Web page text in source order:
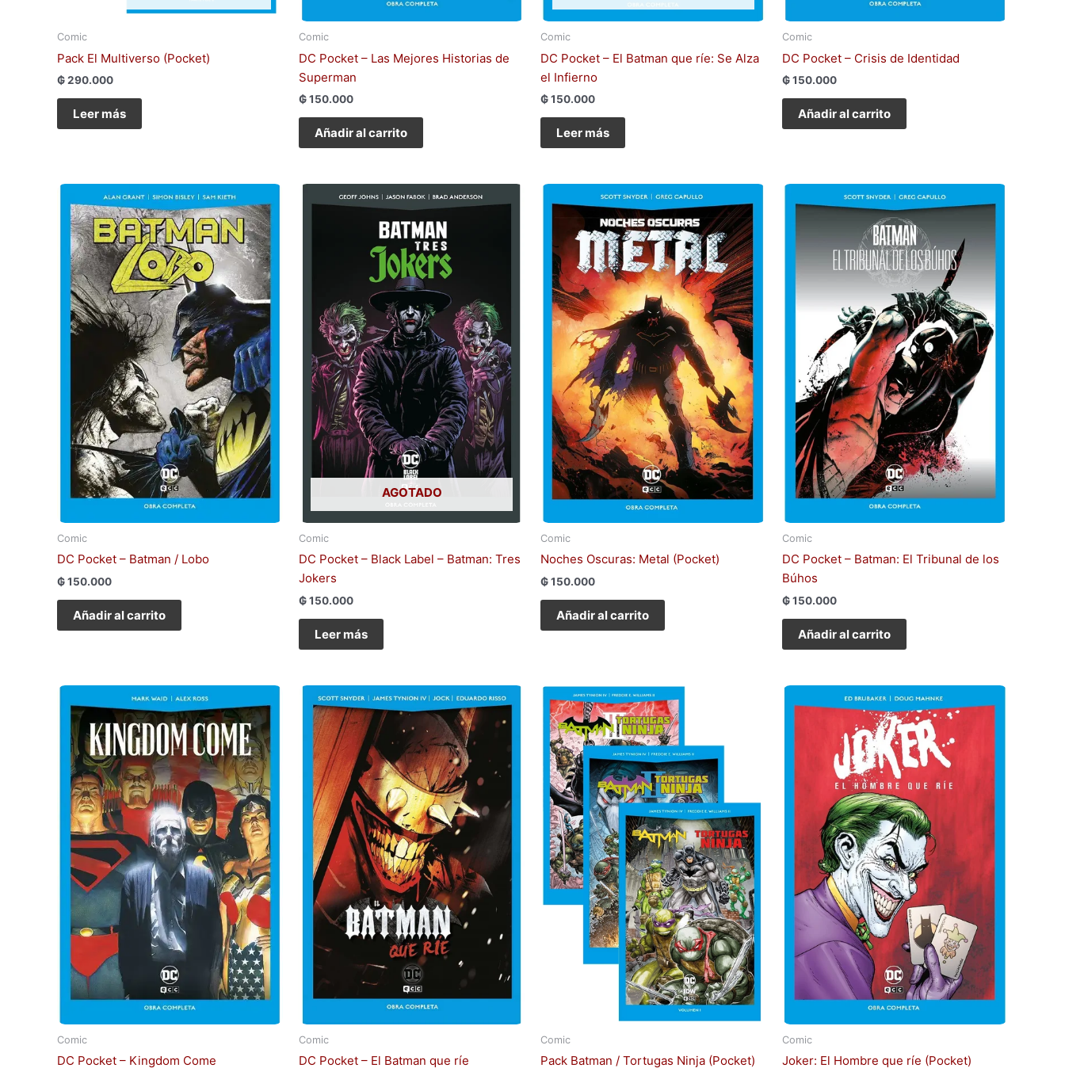
Comic
Pack El Multiverso (Pocket)
₲290.000
Leer más
Comic
DC Pocket – Las Mejores Historias de
Superman
₲150.000
Añadir al carrito
Comic
DC Pocket – El Batman que ríe: Se Alza
el Infierno
₲150.000
Leer más
Comic
DC Pocket – Crisis de Identidad
₲150.000
Añadir al carrito
Comic
DC Pocket – Batman / Lobo
₲150.000
Añadir al carrito
AGOTADO
Comic
DC Pocket – Black Label – Batman: Tres
Jokers
₲150.000
Leer más
Comic
Noches Oscuras: Metal (Pocket)
₲150.000
Añadir al carrito
Comic
DC Pocket – Batman: El Tribunal de los
Búhos
₲150.000
Añadir al carrito
Comic
DC Pocket – Kingdom Come
Comic
DC Pocket – El Batman que ríe
Comic
Pack Batman / Tortugas Ninja (Pocket)
Comic
Joker: El Hombre que ríe (Pocket)